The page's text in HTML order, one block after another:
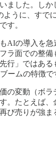
ました。し
ように、すで
す。
AIの導入を
ラ面での整備
行」ではある
ームの特徴で
の変動（ボラ
。たとえば
び売りが強ま